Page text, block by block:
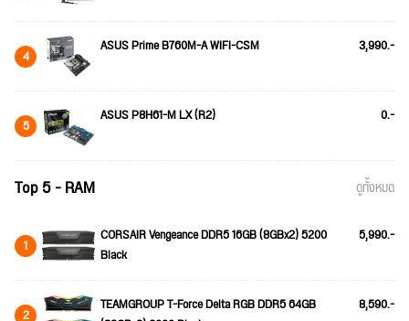
4 ASUS Prime B760M-A WIFI-CSM 3,990.-
5 ASUS P8H61-M LX (R2) 0.-
Top 5 - RAM ดูทั้งหมด
1
CORSAIR Vengeance DDR5 16GB (8GBx2) 5200
Black
5,990.-
2
TEAMGROUP T-Force Delta RGB DDR5 64GB
8,590.-